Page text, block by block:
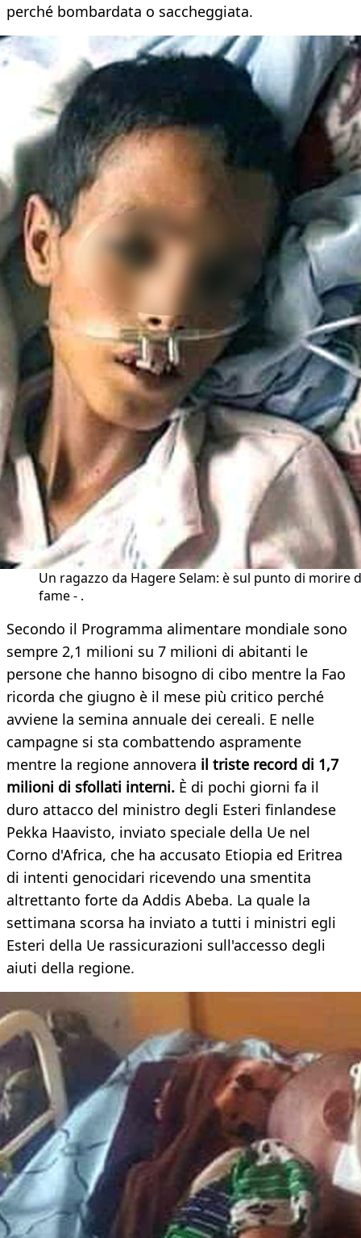
perché bombardata o saccheggiata.
Un ragazzo da Hagere Selam: è sul punto di morire
fame - .
Secondo il Programma alimentare mondiale sono
sempre 2,1 milioni su 7 milioni di abitanti le
persone che hanno bisogno di cibo mentre la Fao
ricorda che giugno è il mese più critico perché
avviene la semina annuale dei cereali. E nelle
campagne si sta combattendo aspramente
mentre la regione annovera il triste record di 1,7
milioni di sfollati interni. È di pochi giorni fa il
duro attacco del ministro degli Esteri finlandese
Pekka Haavisto, inviato speciale della Ue nel
Corno d'Africa, che ha accusato Etiopia ed Eritrea
di intenti genocidari ricevendo una smentita
altrettanto forte da Addis Abeba. La quale la
settimana scorsa ha inviato a tutti i ministri egli
Esteri della Ue rassicurazioni sull'accesso degli
aiuti della regione.